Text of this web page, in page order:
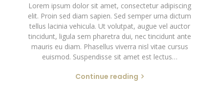
Lorem ipsum dolor sit amet, consectetur adipiscing
elit. Proin sed diam sapien. Sed semper urna dictum
tellus lacinia vehicula. Ut volutpat, augue vel auctor
tincidunt, ligula sem pharetra dui, nec tincidunt ante
mauris eu diam. Phasellus viverra nisl vitae cursus
euismod. Suspendisse sit amet est lectus…
Continue reading